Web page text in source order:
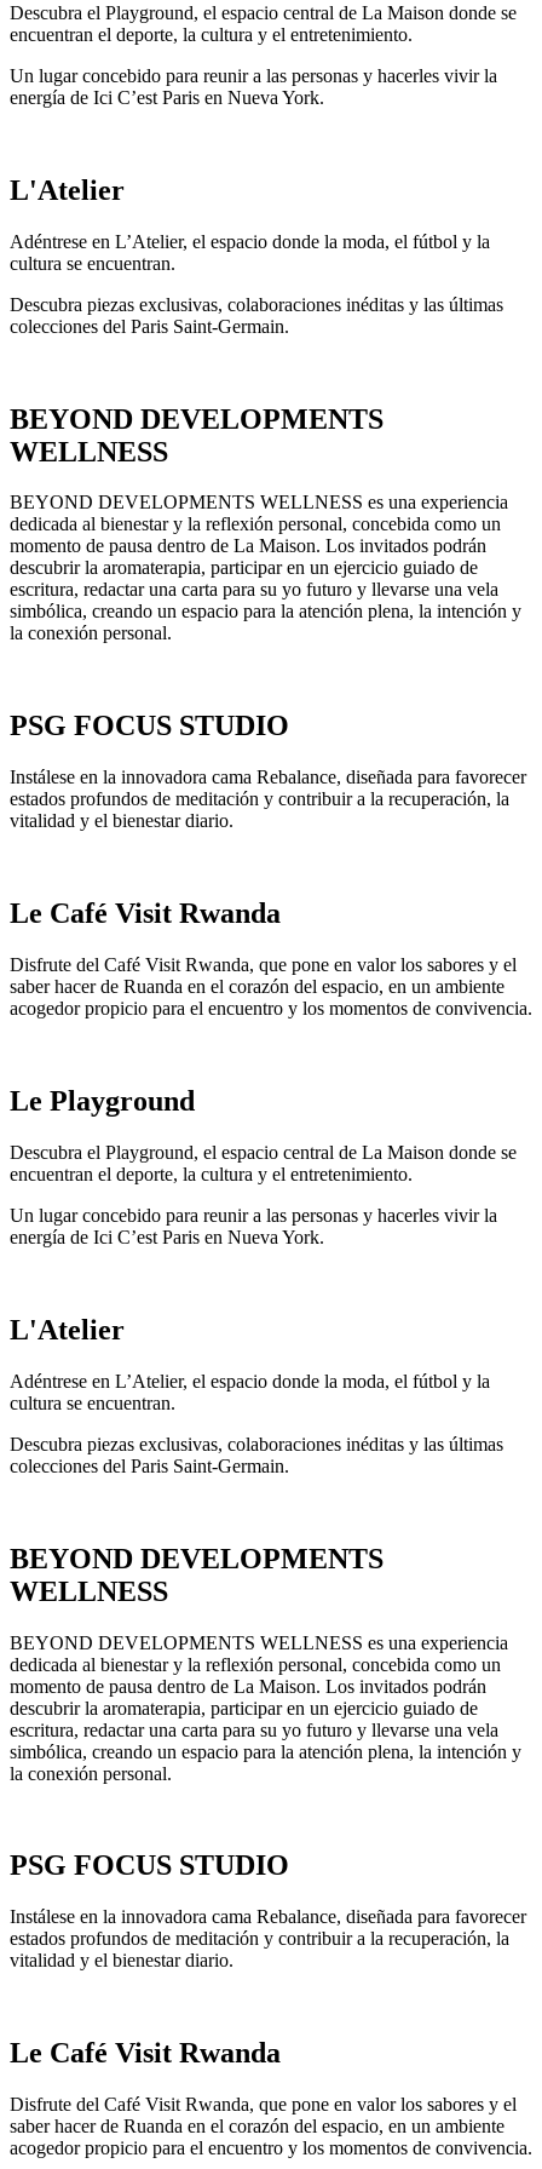
Descubra el Playground, el espacio central de La Maison donde se
encuentran el deporte, la cultura y el entretenimiento.
Un lugar concebido para reunir a las personas y hacerles vivir la
energía de Ici C’est Paris en Nueva York.
L'Atelier
Adéntrese en L’Atelier, el espacio donde la moda, el fútbol y la
cultura se encuentran.
Descubra piezas exclusivas, colaboraciones inéditas y las últimas
colecciones del Paris Saint-Germain.
BEYOND DEVELOPMENTS
WELLNESS
BEYOND DEVELOPMENTS WELLNESS es una experiencia
dedicada al bienestar y la reflexión personal, concebida como un
momento de pausa dentro de La Maison. Los invitados podrán
descubrir la aromaterapia, participar en un ejercicio guiado de
escritura, redactar una carta para su yo futuro y llevarse una vela
simbólica, creando un espacio para la atención plena, la intención y
la conexión personal.
PSG FOCUS STUDIO
Instálese en la innovadora cama Rebalance, diseñada para favorecer
estados profundos de meditación y contribuir a la recuperación, la
vitalidad y el bienestar diario.
Le Café Visit Rwanda
Disfrute del Café Visit Rwanda, que pone en valor los sabores y el
saber hacer de Ruanda en el corazón del espacio, en un ambiente
acogedor propicio para el encuentro y los momentos de convivencia.
Le Playground
Descubra el Playground, el espacio central de La Maison donde se
encuentran el deporte, la cultura y el entretenimiento.
Un lugar concebido para reunir a las personas y hacerles vivir la
energía de Ici C’est Paris en Nueva York.
L'Atelier
Adéntrese en L’Atelier, el espacio donde la moda, el fútbol y la
cultura se encuentran.
Descubra piezas exclusivas, colaboraciones inéditas y las últimas
colecciones del Paris Saint-Germain.
BEYOND DEVELOPMENTS
WELLNESS
BEYOND DEVELOPMENTS WELLNESS es una experiencia
dedicada al bienestar y la reflexión personal, concebida como un
momento de pausa dentro de La Maison. Los invitados podrán
descubrir la aromaterapia, participar en un ejercicio guiado de
escritura, redactar una carta para su yo futuro y llevarse una vela
simbólica, creando un espacio para la atención plena, la intención y
la conexión personal.
PSG FOCUS STUDIO
Instálese en la innovadora cama Rebalance, diseñada para favorecer
estados profundos de meditación y contribuir a la recuperación, la
vitalidad y el bienestar diario.
Le Café Visit Rwanda
Disfrute del Café Visit Rwanda, que pone en valor los sabores y el
saber hacer de Ruanda en el corazón del espacio, en un ambiente
acogedor propicio para el encuentro y los momentos de convivencia.